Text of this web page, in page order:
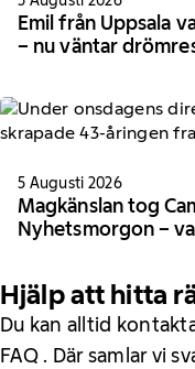
Emil från Uppsala
– nu väntar
5 Augusti 2026
Magkänslan tog
Nyhetsmorgon –
Hjälp att hitta
Du kan alltid
FAQ . Där samlar vi